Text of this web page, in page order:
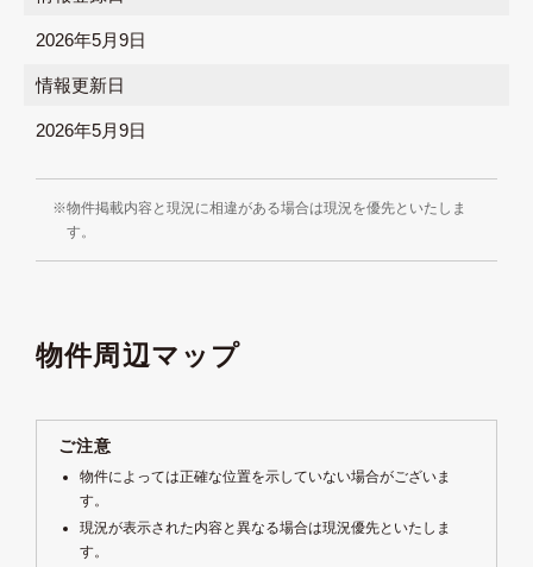
2026年5月9日
情報更新日
2026年5月9日
物件掲載内容と現況に相違がある場合は現況を優先といたしま
す。
物件周辺マップ
+
−
ご注意
物件によっては正確な位置を示していない場合がございま
す。
現況が表示された内容と異なる場合は現況優先といたしま
す。